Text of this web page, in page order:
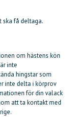
ska få deltaga.
om hästens kön
inte
hingstar som
inte delta i körprov
för din valack
att ta kontakt med